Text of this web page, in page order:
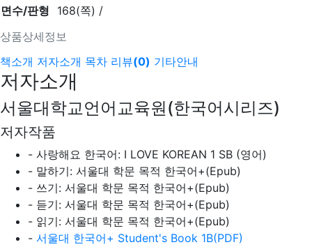
상품상세정보
면수/판형
168(쪽) /
책소개 저자소개 목차 리뷰(0) 기타안내
저자소개
서울대학교언어교육원(한국어시리즈)
저자작품
- 사랑해요 한국어: I LOVE KOREAN 1 SB (영어)
- 말하기: 서울대 학문 목적 한국어+(Epub)
- 쓰기: 서울대 학문 목적 한국어+(Epub)
- 듣기: 서울대 학문 목적 한국어+(Epub)
- 읽기: 서울대 학문 목적 한국어+(Epub)
- 서울대 한국어+ Student's Book 1B(PDF)